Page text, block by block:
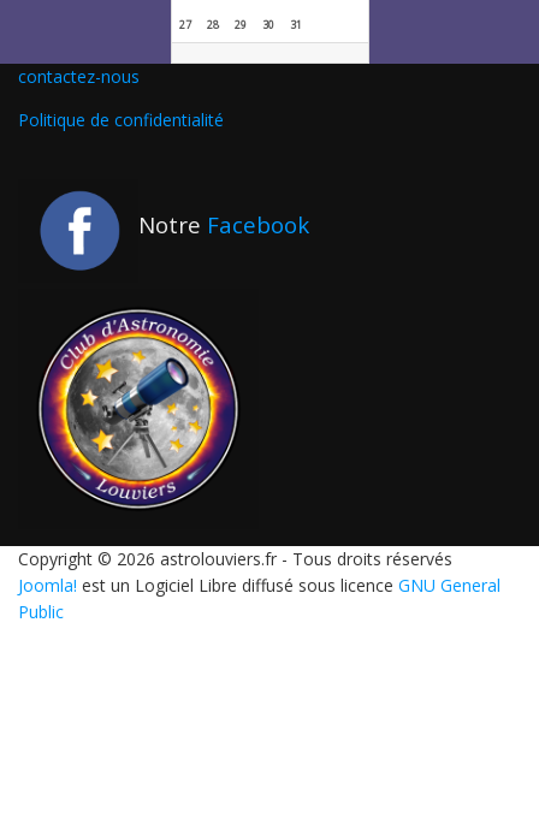
27 28 29 30 31
contactez-nous
Politique de confidentialité
Notre Facebook
Copyright © 2026 astrolouviers.fr - Tous droits réservés
Joomla! est un Logiciel Libre diffusé sous licence GNU General
Public